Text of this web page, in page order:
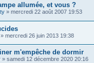
allumée, et vous ?
» mercredi 22 août 2007 19:53
» mercredi 26 juin 2013 19:38
m'empêche de dormir
» samedi 12 décembre 2020 20:16